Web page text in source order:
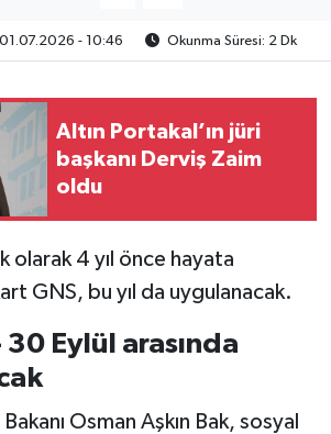
01.07.2026 - 10:46 Okunma Süresi: 2 Dk
Altın Portakal’ın jüri
başkanı Derviş Zaim
oldu
olarak 4 yıl önce hayata
GNS, bu yıl da uygulanacak.
30 Eylül arasında
Osman Aşkın Bak, sosyal